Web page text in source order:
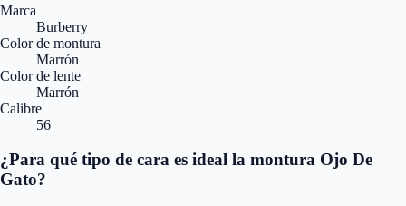
Marca
Burberry
Color de montura
Marrón
Color de lente
Marrón
Calibre
56
¿Para qué tipo de cara es ideal la montura Ojo De
Gato?